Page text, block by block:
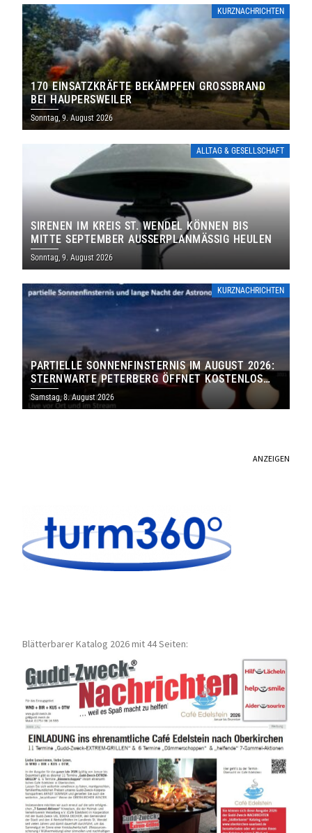
KURZNACHRICHTEN
170 EINSATZKRÄFTE BEKÄMPFEN GROSSBRAND B
EI HAUPERSWEILER
Sonntag, 9. August 2026
ALLTAG & GESELLSCHAFT
SIRENEN IM KREIS ST. WENDEL KÖNNEN BIS
MITTE SEPTEMBER AUSSERPLANMÄSSIG HEULEN
Sonntag, 9. August 2026
KURZNACHRICHTEN
PARTIELLE SONNENFINSTERNIS IM AUGUST 2026:
STERNWARTE PETERBERG ÖFFNET KOSTENLOS
IHRE TORE
Samstag, 8. August 2026
ANZEIGEN
Blätterbarer Katalog 2026 mit 44 Seiten: